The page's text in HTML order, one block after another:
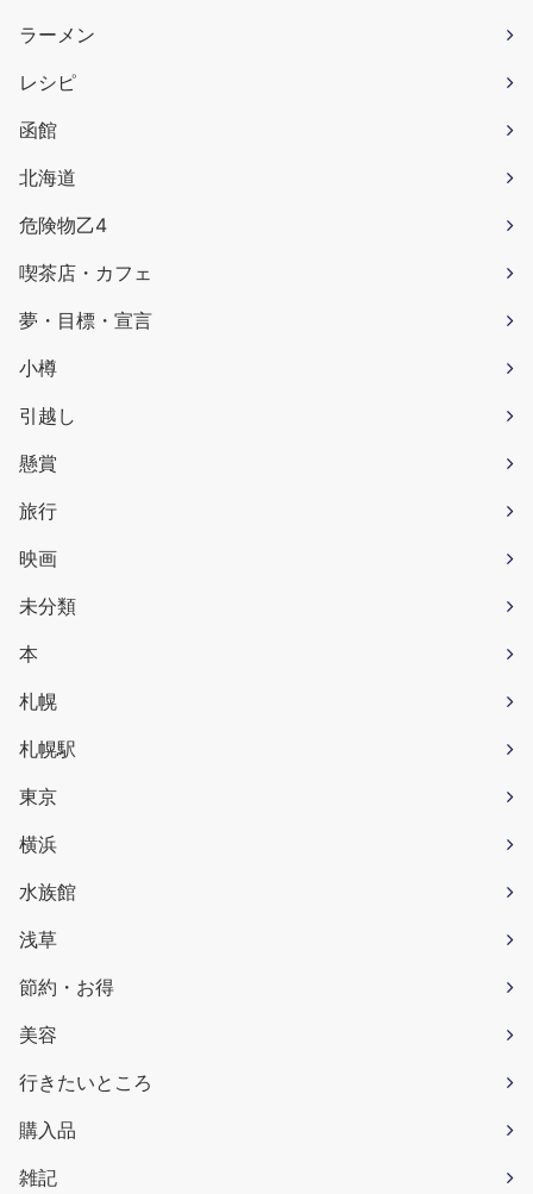
ラーメン
レシピ
函館
北海道
危険物乙4
喫茶店・カフェ
夢・目標・宣言
小樽
引越し
懸賞
旅行
映画
未分類
本
札幌
札幌駅
東京
横浜
水族館
浅草
節約・お得
美容
行きたいところ
購入品
雑記